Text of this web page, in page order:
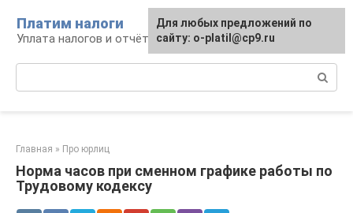
контенту
Платим налоги
Уплата налогов и отчётность
Главная » Про юрлиц
Норма часов при сменном графике работы по
Трудовому кодексу
Для любых предложений по
сайту: o-platil@cp9.ru